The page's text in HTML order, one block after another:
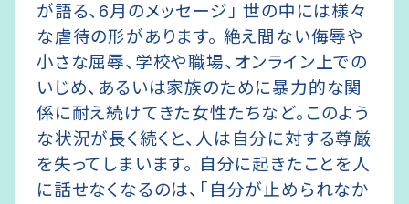
が語る、6月のメッセージ」 世の中には様々
な虐待の形があります。 絶え間ない侮辱や
小さな屈辱、学校や職場、オンライン上での
いじめ、あるいは家族のために暴力的な関
係に耐え続けてきた女性たちなど。このよう
な状況が長く続くと、人は自分に対する尊厳
を失ってしまいます。 自分に起きたことを人
に話せなくなるのは、「自分が止められなか